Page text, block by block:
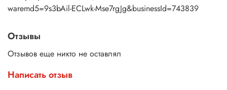
waremd5=9s3bAil-ECLwk-Mse7rgJg&businessId=743839
Отзывы
Отзывов еще никто не оставлял
Написать отзыв